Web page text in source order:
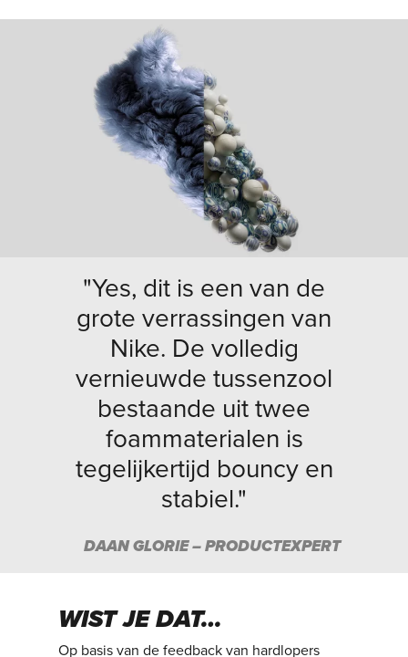
"Yes, dit is een van de
grote verrassingen van
Nike. De volledig
vernieuwde tussenzool
bestaande uit twee
foammaterialen is
tegelijkertijd bouncy en
stabiel."
DAAN GLORIE – PRODUCTEXPERT
WIST JE DAT…
Op basis van de feedback van hardlopers